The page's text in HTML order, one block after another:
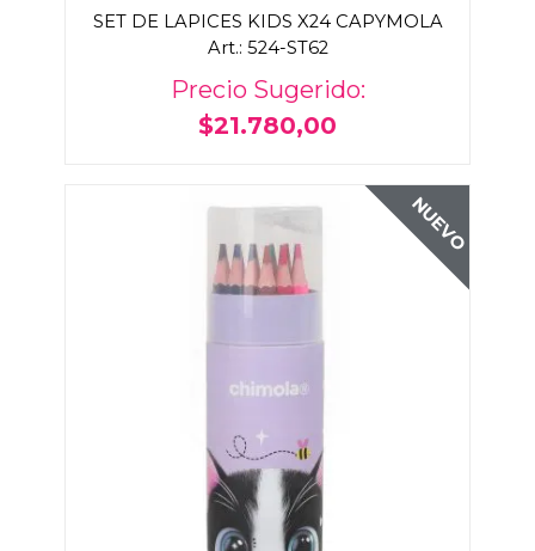
SET DE LAPICES KIDS X24 CAPYMOLA
Art.: 524-ST62
Precio Sugerido:
$21.780,00
NUEVO